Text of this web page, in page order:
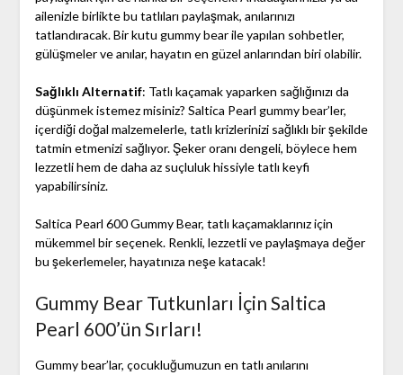
ailenizle birlikte bu tatlıları paylaşmak, anılarınızı
tatlandıracak. Bir kutu gummy bear ile yapılan sohbetler,
gülüşmeler ve anılar, hayatın en güzel anlarından biri olabilir.
Sağlıklı Alternatif: Tatlı kaçamak yaparken sağlığınızı da
düşünmek istemez misiniz? Saltica Pearl gummy bear’ler,
içerdiği doğal malzemelerle, tatlı krizlerinizi sağlıklı bir şekilde
tatmin etmenizi sağlıyor. Şeker oranı dengeli, böylece hem
lezzetli hem de daha az suçluluk hissiyle tatlı keyfi
yapabilirsiniz.
Saltica Pearl 600 Gummy Bear, tatlı kaçamaklarınız için
mükemmel bir seçenek. Renkli, lezzetli ve paylaşmaya değer
bu şekerlemeler, hayatınıza neşe katacak!
Gummy Bear Tutkunları İçin Saltica
Pearl 600’ün Sırları!
Gummy bear’lar, çocukluğumuzun en tatlı anılarını